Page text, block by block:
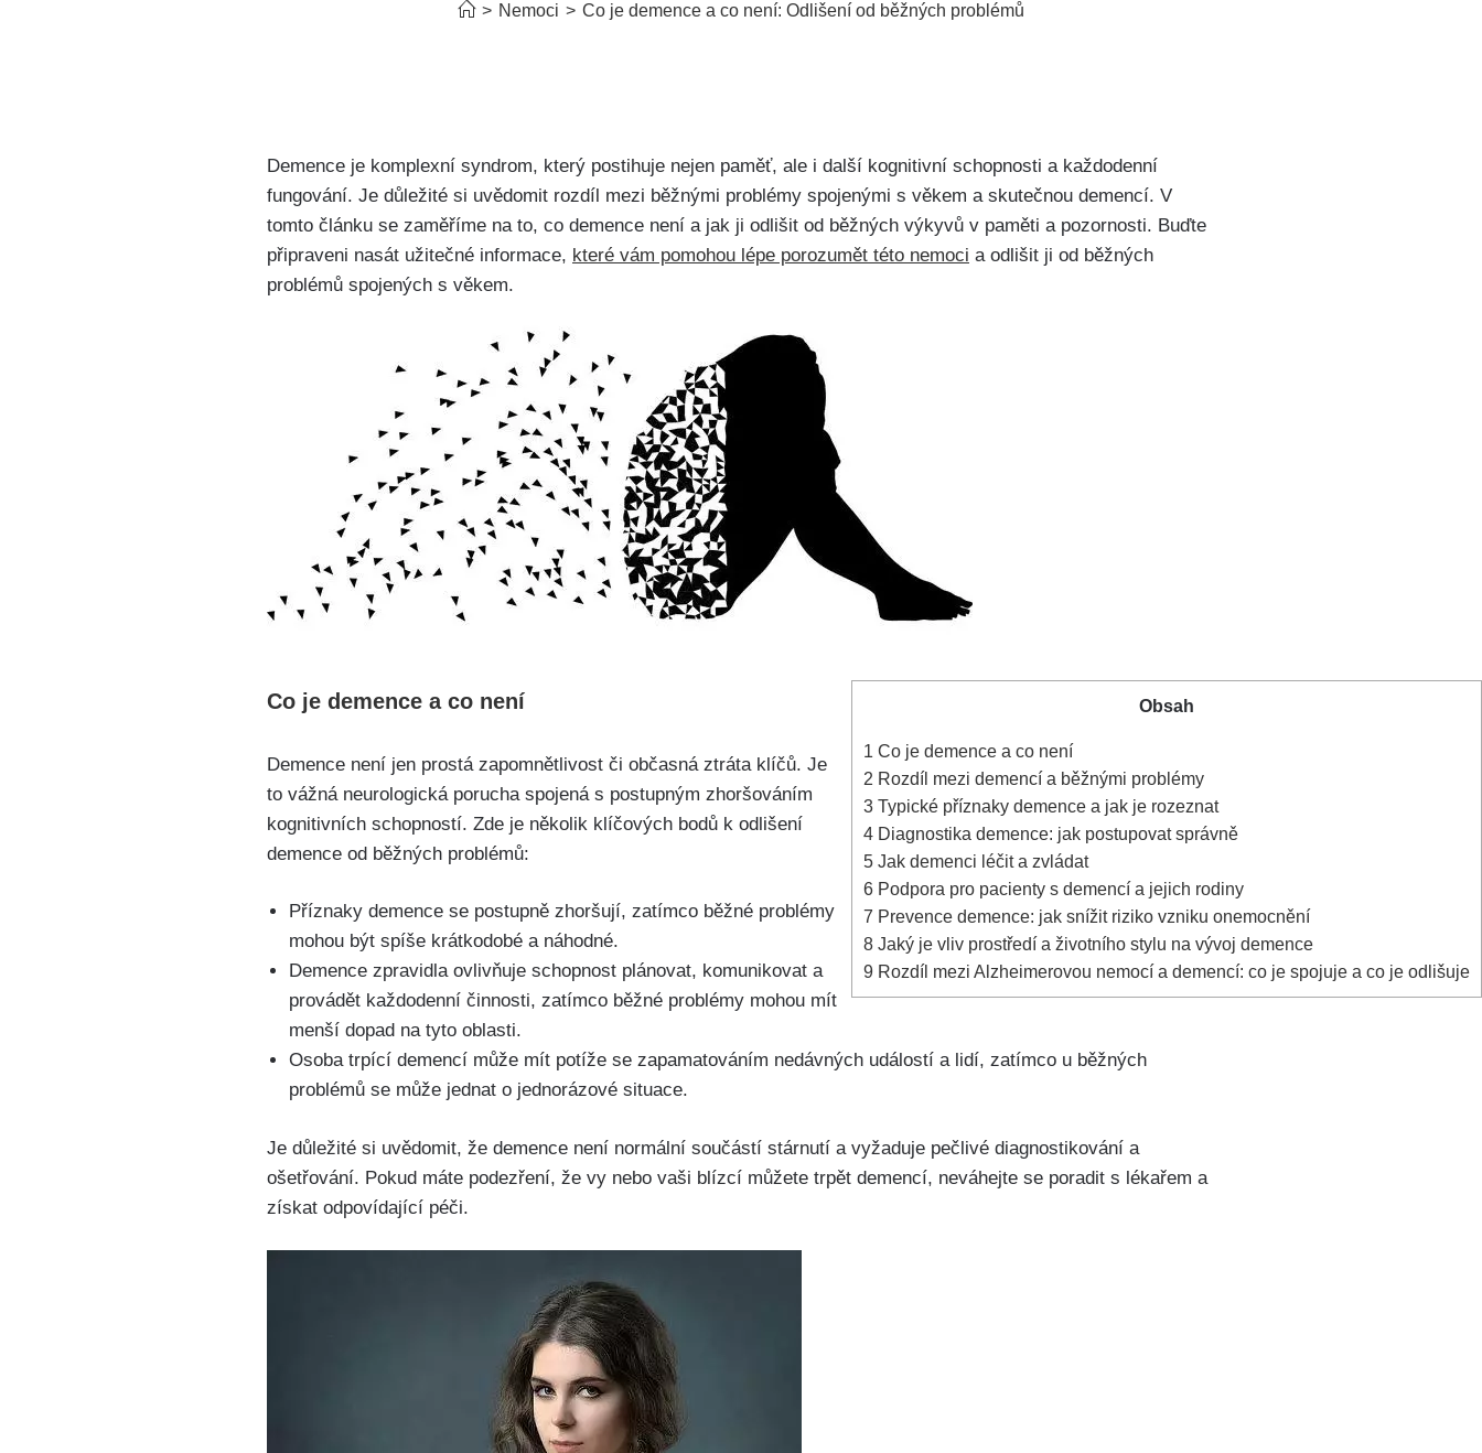
> Nemoci > Co je demence a co není: Odlišení od běžných problémů
Demence je komplexní syndrom, který postihuje nejen paměť, ale i další kognitivní schopnosti a každodenní
fungování. Je důležité si uvědomit rozdíl mezi běžnými problémy spojenými s věkem a skutečnou demencí. V
tomto článku se zaměříme na to, co demence není a jak ji odlišit od běžných výkyvů v paměti a pozornosti. Buďte
připraveni nasát užitečné informace, které vám pomohou lépe porozumět této nemoci a odlišit ji od běžných
problémů spojených s věkem.
Obsah
1 Co je demence a co není
2 Rozdíl mezi demencí a běžnými problémy
3 Typické příznaky demence a jak je rozeznat
4 Diagnostika demence: jak postupovat správně
5 Jak demenci léčit a zvládat
6 Podpora pro pacienty s demencí a jejich rodiny
7 Prevence demence: jak snížit riziko vzniku onemocnění
8 Jaký je vliv prostředí a životního stylu na vývoj demence
9 Rozdíl mezi Alzheimerovou nemocí a demencí: co je spojuje a co je odlišuje
Co je demence a co není
Demence není jen prostá zapomnětlivost či občasná ztráta klíčů. Je
to vážná neurologická porucha spojená s postupným zhoršováním
kognitivních schopností. Zde je několik klíčových bodů k odlišení
demence od běžných problémů:
Příznaky demence se postupně zhoršují, zatímco běžné problémy
mohou být spíše krátkodobé a náhodné.
Demence zpravidla ovlivňuje schopnost plánovat, komunikovat a
provádět každodenní činnosti, zatímco běžné problémy mohou mít
menší dopad na tyto oblasti.
Osoba trpící demencí může mít potíže se zapamatováním nedávných událostí a lidí, zatímco u běžných
problémů se může jednat o jednorázové situace.
Je důležité si uvědomit, že demence není normální součástí stárnutí a vyžaduje pečlivé diagnostikování a
ošetřování. Pokud máte podezření, že vy nebo vaši blízcí můžete trpět demencí, neváhejte se poradit s lékařem a
získat odpovídající péči.